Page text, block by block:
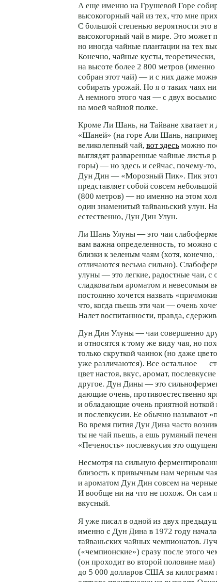
А еще именно на Грушевой Горе
высокогорный чай из тех, что мне
С большой степенью вероятности это
высокогорный чай в мире. Это может
но иногда чайные плантации на тех
Конечно, чайные кусты, теоретически,
на высоте более 2 800 метров
собран этот чай) — и с них даже
собирать урожай. Но я о таких чаях
А немного этого чая — с двух
на моей чайной полке.
Кроме Ли Шань, на Тайване хватает и
«Шаней» (на горе Али Шань,
великолепный чай, вот здесь можно
выглядят разваренные чайные листья
горы) — но здесь и сейчас, почему-то,
Дун Дин — «Морозный Пик». Пик
представляет собой совсем
(800 метров) — но именно на этом
один знаменитый тайваньский улун.
естественно, Дун Дин Улун.
Ли Шань Улуны — это чаи
вам важна определенность, то можно
близки к зеленым чаям (хотя,
отличаются весьма сильно).
улуны — это легкие, радостные чаи, с
сладковатым ароматом и невесомым
постоянно хочется назвать
что, когда пьешь эти чаи — очень
Налет воспитанности, правда,
Дун Дин Улуны — чаи совершенно
и относятся к тому же виду чая, но
только скруткой чаинок (но даже
уже различаются). Все остальное —
цвет настоя, вкус, аромат,
другое. Дун Дины — это
дающие очень, противоестественно
и обладающие очень приятной ноткой
и послевкусии. Ее обычно называют
Во время пития Дун Дина часто
ты не чай пьешь, а ешь румяный
«Печеность» послевкусия это
Несмотря на сильную
близость к привычным нам черным
и ароматом Дун Дин совсем на
И вообще ни на что не похож. Он сам
вкусный.
Я уже писал в одной из двух
именно с Дун Дина в 1972 году
тайваньских чайных чемпионатов.
(«чемпионские») сразу после этого
(он проходит во второй половине
до 5 000 долларов США за килограмм